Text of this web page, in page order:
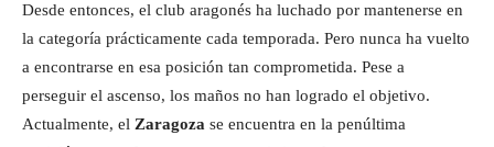
Desde entonces, el club aragonés ha luchado por mantenerse en
la categoría prácticamente cada temporada. Pero nunca ha vuelto
a encontrarse en esa posición tan comprometida. Pese a
perseguir el ascenso, los maños no han logrado el objetivo.
Actualmente, el Zaragoza se encuentra en la penúltima